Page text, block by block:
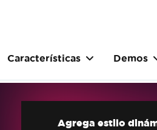
Características Demos
Agrega estilo